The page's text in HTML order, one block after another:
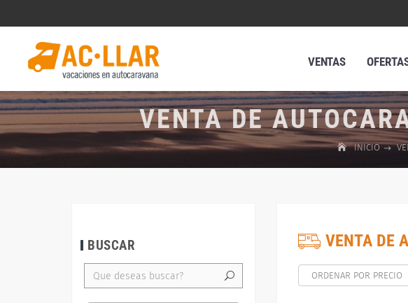
VENTAS
VENTA DE
INICIO
BUSCAR VENTA DE
ORDENAR POR PRECIO